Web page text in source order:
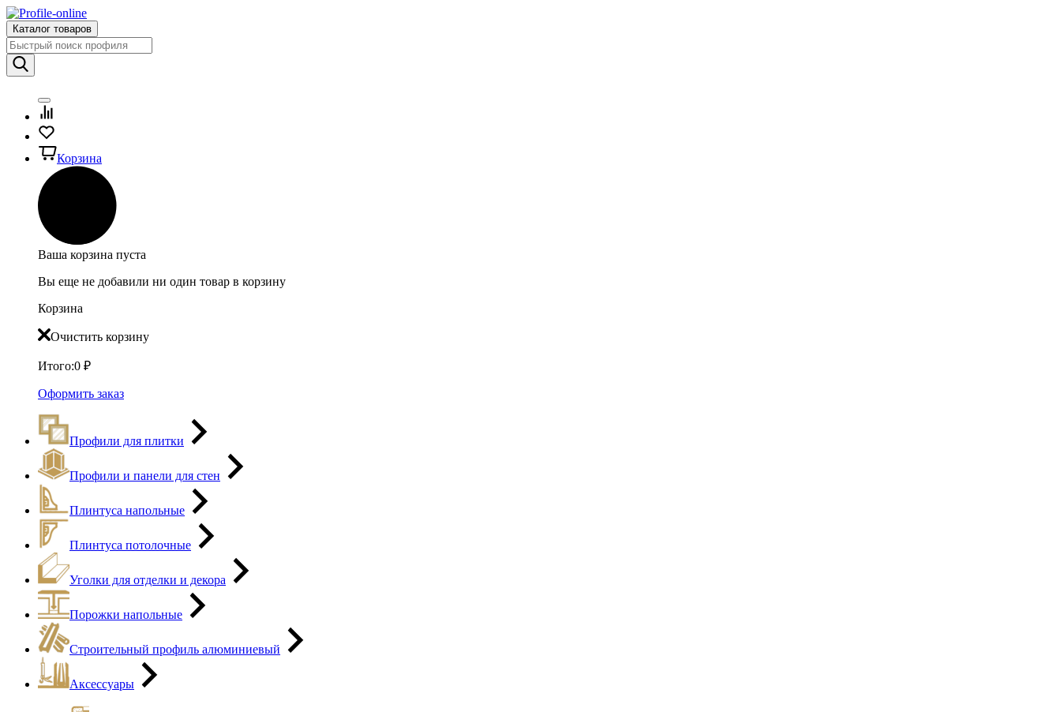
Каталог товаров
Корзина
Ваша корзина пуста
Вы еще не добавили ни один товар в корзину
Корзина
Очистить корзину
Итого:0 ₽
Оформить заказ
Профили для плитки
Профили и панели для стен
Плинтуса напольные
Плинтуса потолочные
Уголки для отделки и декора
Порожки напольные
Строительный профиль алюминиевый
Аксессуары